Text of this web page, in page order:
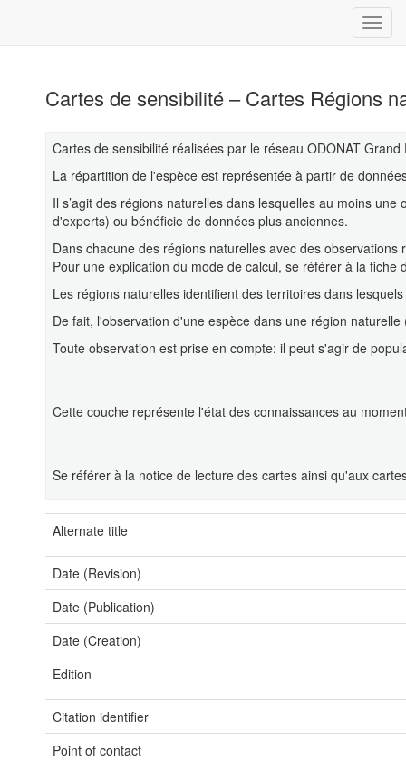
Cartes de sensibilité – Cartes Régions
Cartes de sensibilité réalisées par le réseau ODONAT
La répartition de l'espèce est représentée à partir de
Il s’agit des régions naturelles dans lesquelles au moins
d'experts) ou bénéficie de données plus anciennes.
Dans chacune des régions naturelles avec des
Pour une explication du mode de calcul, se référer à la fiche
Les régions naturelles identifient des territoires dans
De fait, l'observation d'une espèce dans une région
Toute observation est prise en compte: il peut s'agir de
Cette couche représente l'état des connaissances au
Se référer à la notice de lecture des cartes ainsi qu'aux
Alternate title
Date (Revision)
Date (Publication)
Date (Creation)
Edition
Citation identifier
Point of contact